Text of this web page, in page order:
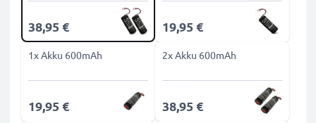
38,95 € 19,95 €
1x Akku 600mAh
19,95 €
2x Akku 600mAh
38,95 €